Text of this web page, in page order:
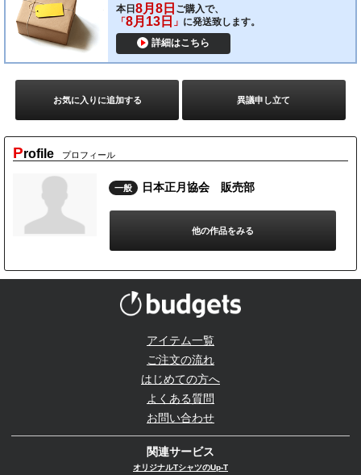
本日8月8日 ご購入で、
「8月13日 」 に発送致します。
詳細はこちら
お気に入りに追加する 異議申し立て
Profile プロフィール
一般 日本正月協会 販売部
他の作品をみる
アイテム一覧
ご注文の流れ
はじめての方へ
よくある質問
お問い合わせ
関連サービス
オリジナルTシャツのUp-T